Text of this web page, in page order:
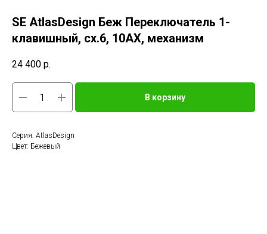
SE AtlasDesign Беж Переключатель 1-
клавишный, сх.6, 10АХ, механизм
24 400 р.
В корзину
Серия: AtlasDesign
Цвет: Бежевый